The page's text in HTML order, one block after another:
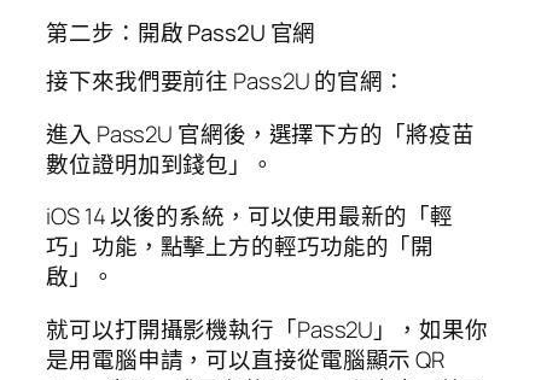
第二步：開啟 Pass2U 官網
接下來我們要前往 Pass2U 的官網：
進入 Pass2U 官網後，選擇下方的「將疫苗
數位證明加到錢包」。
iOS 14 以後的系統，可以使用最新的「輕
巧」功能，點擊上方的輕巧功能的「開
啟」。
就可以打開攝影機執行「Pass2U」，如果你
是用電腦申請，可以直接從電腦顯示 QR